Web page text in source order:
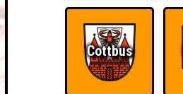
Cottbus